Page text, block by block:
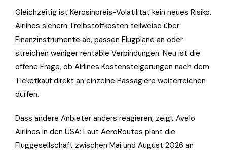
Gleichzeitig ist Kerosinpreis-Volatilität kein neues Risiko.
Airlines sichern Treibstoffkosten teilweise über
Finanzinstrumente ab, passen Flugpläne an oder
streichen weniger rentable Verbindungen. Neu ist die
offene Frage, ob Airlines Kostensteigerungen nach dem
Ticketkauf direkt an einzelne Passagiere weiterreichen
dürfen.
Dass andere Anbieter anders reagieren, zeigt Avelo
Airlines in den USA: Laut AeroRoutes plant die
Fluggesellschaft zwischen Mai und August 2026 an